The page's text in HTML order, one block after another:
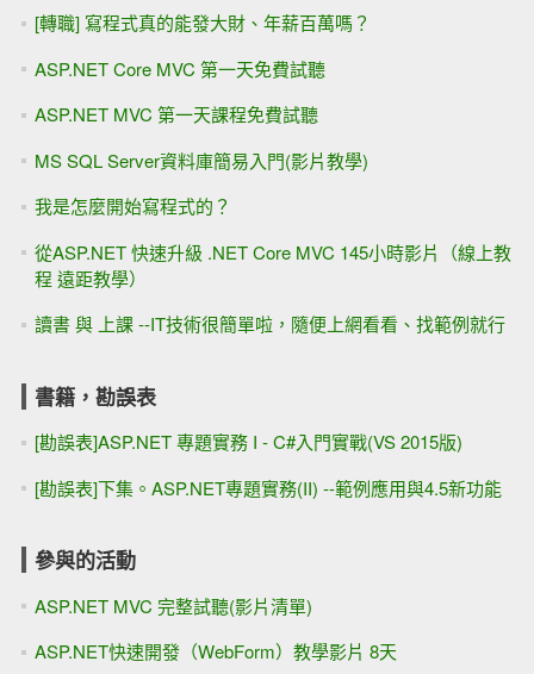
[轉職] 寫程式真的能發大財、年薪百萬嗎？
ASP.NET Core MVC 第一天免費試聽
ASP.NET MVC 第一天課程免費試聽
MS SQL Server資料庫簡易入門(影片教學)
我是怎麼開始寫程式的？
從ASP.NET 快速升級 .NET Core MVC 145小時影片（線上教
程 遠距教學）
讀書 與 上課 --IT技術很簡單啦，隨便上網看看、找範例就行
書籍，勘誤表
[勘誤表]ASP.NET 專題實務 I - C#入門實戰(VS 2015版)
[勘誤表]下集。ASP.NET專題實務(II) --範例應用與4.5新功能
參與的活動
ASP.NET MVC 完整試聽(影片清單)
ASP.NET快速開發（WebForm）教學影片 8天